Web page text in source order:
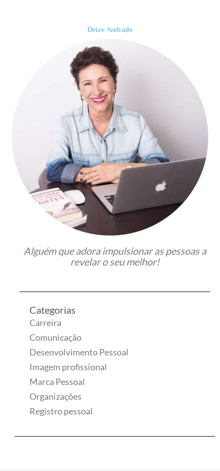
Deize Andrade
Alguém que adora impulsionar as pessoas a
revelar o seu melhor!
Categorias
Carreira
Comunicação
Desenvolvimento Pessoal
Imagem profissional
Marca Pessoal
Organizações
Registro pessoal